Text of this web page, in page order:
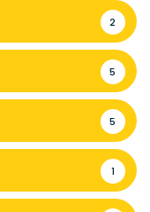
2
5
5
1